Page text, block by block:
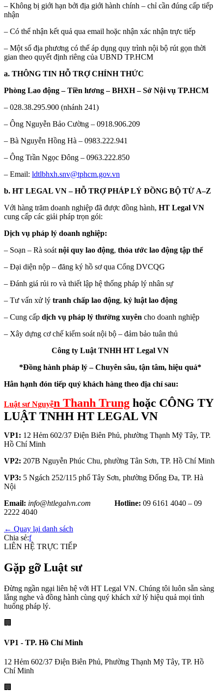
– Không bị giới hạn bởi địa giới hành chính – chỉ cần đúng cấp tiếp
nhận
– Có thể nhận kết quả qua email hoặc nhận xác nhận trực tiếp
– Một số địa phương có thể áp dụng quy trình nội bộ rút gọn thời
gian theo quyết định riêng của UBND TP.HCM
a. THÔNG TIN HỖ TRỢ CHÍNH THỨC
Phòng Lao động – Tiền lương – BHXH – Sở Nội vụ TP.HCM
– 028.38.295.900 (nhánh 241)
– Ông Nguyễn Bảo Cường – 0918.906.209
– Bà Nguyễn Hồng Hà – 0983.222.941
– Ông Trần Ngọc Đông – 0963.222.850
– Email: ldtlbhxh.snv@tphcm.gov.vn
b. HT LEGAL VN – HỖ TRỢ PHÁP LÝ ĐỒNG BỘ TỪ A–Z
Với hàng trăm doanh nghiệp đã được đồng hành, HT Legal VN
cung cấp các giải pháp trọn gói:
Dịch vụ pháp lý doanh nghiệp:
– Soạn – Rà soátnội quy lao động, thỏa ước lao động tập thể
– Đại diện nộp – đăng ký hồ sơ qua Cổng DVCQG
– Đánh giá rủi ro và thiết lập hệ thống pháp lý nhân sự
– Tư vấn xử lý tranh chấp lao động, kỷ luật lao động
– Cung cấp dịch vụ pháp lý thường xuyên cho doanh nghiệp
– Xây dựng cơ chế kiểm soát nội bộ – đảm bảo tuân thủ
Công ty Luật TNHH HT Legal VN
*Đồng hành pháp lý – Chuyên sâu, tận tâm, hiệu quả*
Hân hạnh đón tiếp quý khách hàng theo địa chỉ sau:
Luật sư Nguyễn Thanh Trung hoặc CÔNG TY
LUẬT TNHH HT LEGAL VN
VP1: 12 Hẻm 602/37 Điện Biên Phủ, phường Thạnh Mỹ Tây, TP.
Hồ Chí Minh
VP2: 207B Nguyễn Phúc Chu, phường Tân Sơn, TP. Hồ Chí Minh
VP3: 5 Ngách 252/115 phố Tây Sơn, phường Đống Đa, TP. Hà
Nội
Email: info@htlegalvn.com Hotline: 09 6161 4040 – 09
2222 4040
← Quay lại danh sách
Chia sẻ:f
LIÊN HỆ TRỰC TIẾP
Gặp gỡ Luật sư
Đừng ngần ngại liên hệ với HT Legal VN. Chúng tôi luôn sẵn sàng
lắng nghe và đồng hành cùng quý khách xử lý hiệu quả mọi tình
huống pháp lý.
🏢
VP1 - TP. Hồ Chí Minh
12 Hẻm 602/37 Điện Biên Phủ, Phường Thạnh Mỹ Tây, TP. Hồ
Chí Minh
🏢